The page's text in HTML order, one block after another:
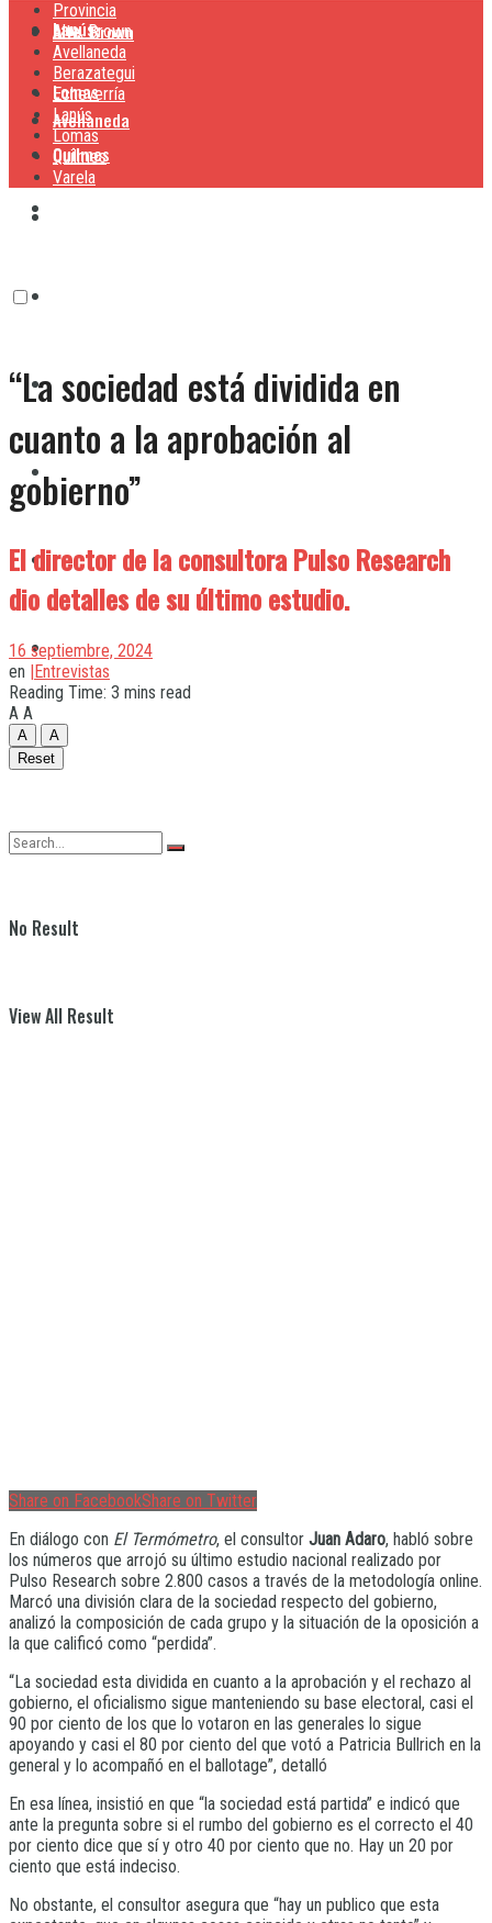
Lanús
Lomas
Quilmes
Alte. Brown
Avellaneda
Lanús
Quilmes
Varela
No Result
View All Result
Provincia
Alte. Brown
Avellaneda
Berazategui
Echeverría
Lanús
Lomas
Quilmes
Varela
“La sociedad está dividida en
cuanto a la aprobación al
gobierno”
El director de la consultora Pulso Research
dio detalles de su último estudio.
16 septiembre, 2024
en |Entrevistas
Reading Time: 3 mins read
A A
A
A
Reset
Share on FacebookShare on Twitter
En diálogo con El Termómetro, el consultor Juan Adaro, habló sobre
los números que arrojó su último estudio nacional realizado por
Pulso Research sobre 2.800 casos a través de la metodología online.
Marcó una división clara de la sociedad respecto del gobierno,
analizó la composición de cada grupo y la situación de la oposición a
la que calificó como “perdida”.
“La sociedad esta dividida en cuanto a la aprobación y el rechazo al
gobierno, el oficialismo sigue manteniendo su base electoral, casi el
90 por ciento de los que lo votaron en las generales lo sigue
apoyando y casi el 80 por ciento del que votó a Patricia Bullrich en la
general y lo acompañó en el ballotage”, detalló
En esa línea, insistió en que “la sociedad está partida” e indicó que
ante la pregunta sobre si el rumbo del gobierno es el correcto el 40
por ciento dice que sí y otro 40 por ciento que no. Hay un 20 por
ciento que está indeciso.
No obstante, el consultor asegura que “hay un publico que esta